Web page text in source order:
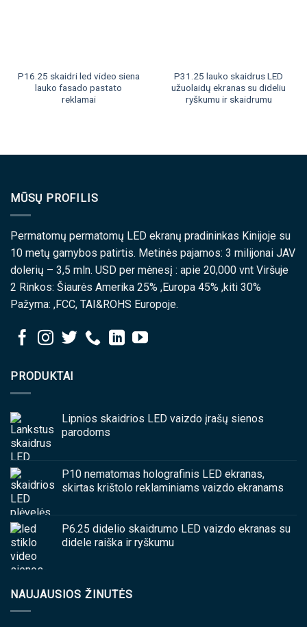
P16.25 skaidri led video siena
lauko fasado pastato
reklamai
P31.25 lauko skaidrus LED
užuolaidų ekranas su dideliu
ryškumu ir skaidrumu
MŪSŲ PROFILIS
Permatomų permatomų LED ekranų pradininkas Kinijoje su
10 metų gamybos patirtis. Metinės pajamos: 3 milijonai JAV
dolerių – 3,5 mln. USD per mėnesį : apie 20,000 vnt Viršuje
2 Rinkos: Šiaurės Amerika 25% ,Europa 45% ,kiti 30%
Pažyma: ,FCC, TAI&ROHS Europoje.
PRODUKTAI
Lipnios skaidrios LED vaizdo įrašų sienos
parodoms
P10 nematomas holografinis LED ekranas,
skirtas krištolo reklaminiams vaizdo ekranams
P6.25 didelio skaidrumo LED vaizdo ekranas su
didele raiška ir ryškumu
NAUJAUSIOS ŽINUTĖS